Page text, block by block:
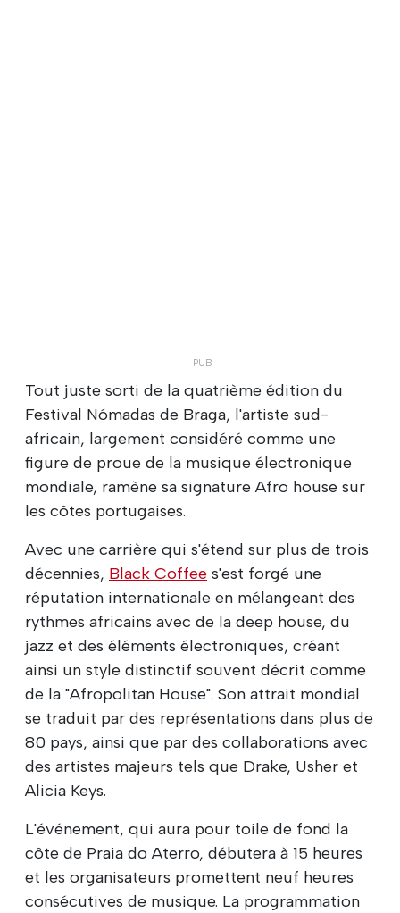
Tout juste sorti de la quatrième édition du
Festival Nómadas de Braga, l'artiste sud-
africain, largement considéré comme une
figure de proue de la musique électronique
mondiale, ramène sa signature Afro house sur
les côtes portugaises.
Avec une carrière qui s'étend sur plus de trois
décennies, Black Coffee s'est forgé une
réputation internationale en mélangeant des
rythmes africains avec de la deep house, du
jazz et des éléments électroniques, créant
ainsi un style distinctif souvent décrit comme
de la "Afropolitan House". Son attrait mondial
se traduit par des représentations dans plus de
80 pays, ainsi que par des collaborations avec
des artistes majeurs tels que Drake, Usher et
Alicia Keys.
L'événement, qui aura pour toile de fond la
côte de Praia do Aterro, débutera à 15 heures
et les organisateurs promettent neuf heures
consécutives de musique. La programmation